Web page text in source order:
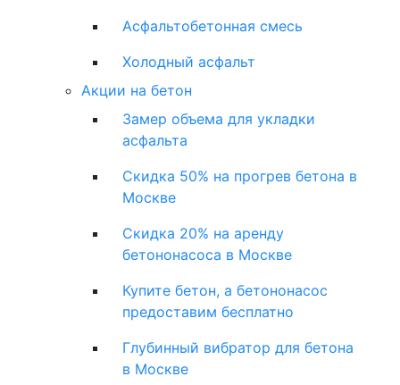
Асфальтобетонная смесь
Холодный асфальт
Акции на бетон
Замер объема для укладки
асфальта
Скидка 50% на прогрев бетона в
Москве
Скидка 20% на аренду
бетононасоса в Москве
Купите бетон, а бетононасос
предоставим бесплатно
Глубинный вибратор для бетона
в Москве